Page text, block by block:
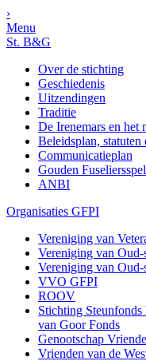
›
Menu
St. B&G
Over de stichting
Geschiedenis
Uitzendingen
Traditie
De Irenemars en het
Beleidsplan,
Communicatieplan
Gouden
ANBI
Organisaties GFPI
Vereniging van
Vereniging van
Vereniging van
VVO GFPI
ROOV
Stichting Steunfonds
van Goor Fonds
Genootschap
Vrienden van de